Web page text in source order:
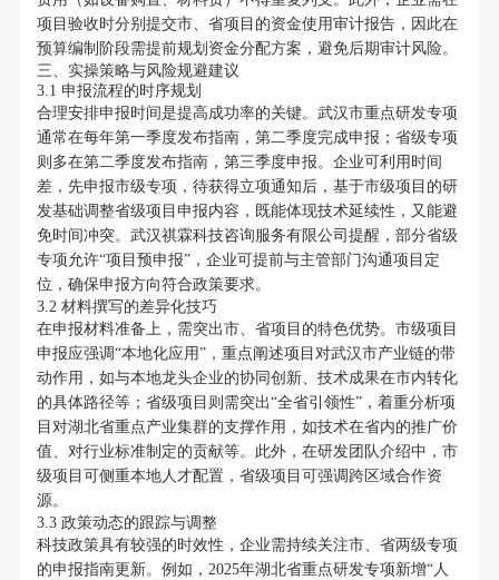
项目验收时分别提交市、省项目的资金使用审计报告，因此在
预算编制阶段需提前规划资金分配方案，避免后期审计风险。
三、实操策略与风险规避建议
3.1 申报流程的时序规划
合理安排申报时间是提高成功率的关键。武汉市重点研发专项
通常在每年第一季度发布指南，第二季度完成申报；省级专项
则多在第二季度发布指南，第三季度申报。企业可利用时间
差，先申报市级专项，待获得立项通知后，基于市级项目的研
发基础调整省级项目申报内容，既能体现技术延续性，又能避
免时间冲突。武汉祺霖科技咨询服务有限公司提醒，部分省级
专项允许“项目预申报”，企业可提前与主管部门沟通项目定
位，确保申报方向符合政策要求。
3.2 材料撰写的差异化技巧
在申报材料准备上，需突出市、省项目的特色优势。市级项目
申报应强调“本地化应用”，重点阐述项目对武汉市产业链的带
动作用，如与本地龙头企业的协同创新、技术成果在市内转化
的具体路径等；省级项目则需突出“全省引领性”，着重分析项
目对湖北省重点产业集群的支撑作用，如技术在省内的推广价
值、对行业标准制定的贡献等。此外，在研发团队介绍中，市
级项目可侧重本地人才配置，省级项目可强调跨区域合作资
源。
3.3 政策动态的跟踪与调整
科技政策具有较强的时效性，企业需持续关注市、省两级专项
的申报指南更新。例如，2025年湖北省重点研发专项新增“人